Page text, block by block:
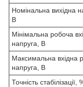
Номінальна вихідна
В
Мінімальна робоча
напруга, В
Максимальна вхідна
напруга, В
Точність стабілізації,